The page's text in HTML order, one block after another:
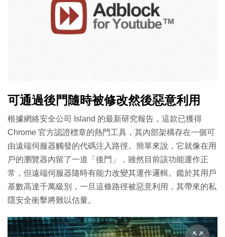
可通過後門隨時被修改然後惡意利用
根據網絡安全公司 Island 的最新研究報告，這款已獲得
Chrome 官方認證標章的熱門工具，其內部架構存在一個可
由遠端伺服器觸發的代碼注入路徑。簡單來說，它就像在用
戶的瀏覽器內留了一道「後門」，雖然目前該功能運作正
常，但遠端伺服器隨時有能力改變其運作邏輯。鑑於其用戶
基數高達千萬級別，一旦這條路徑被惡意利用，其帶來的私
隱安全衝擊將難以估量。